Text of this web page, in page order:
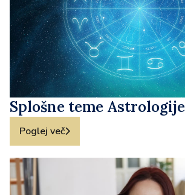
Splošne teme Astrologije
Poglej več